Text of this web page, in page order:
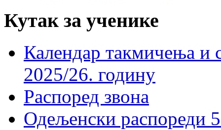
Кутак за ученике
Календар такмичења
2025/26. годину
Распоред звона
Одељенски распореди